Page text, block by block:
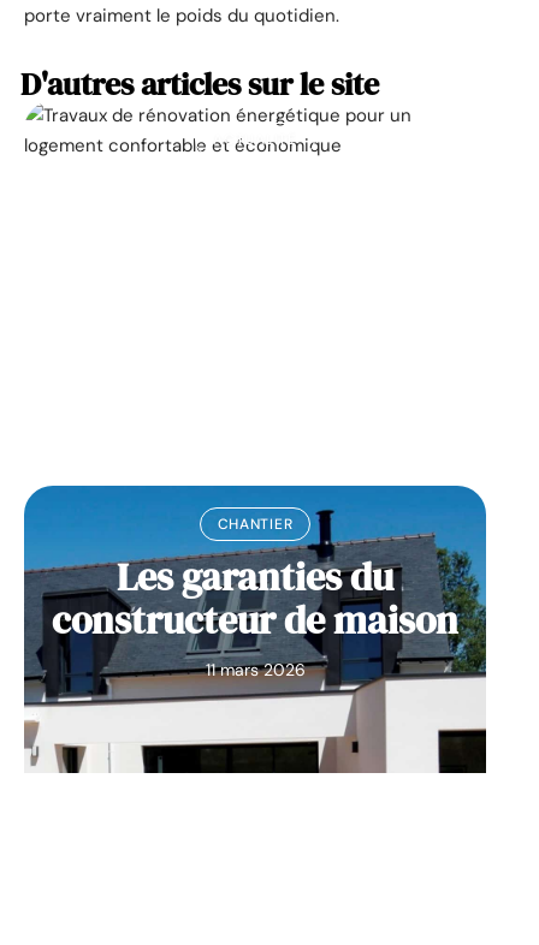
porte vraiment le poids du quotidien.
D'autres articles sur le site
ACTUALITÉ
CHANTIER
Les garanties du
constructeur de maison
11 mars 2026